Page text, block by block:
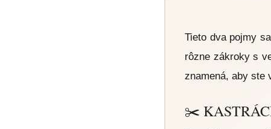
Tieto dva pojmy
rôzne zákroky s
znamená, aby ste
✂️